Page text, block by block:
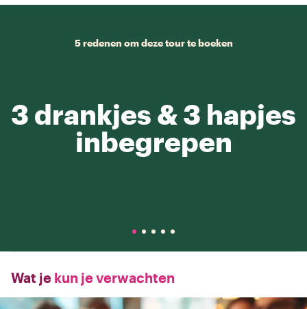
5 redenen om deze tour te boeken
3 drankjes & 3 hapjes
inbegrepen
Wat je kun je verwachten